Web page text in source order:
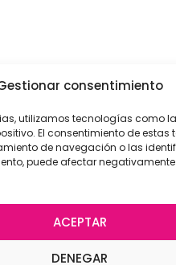
consentimiento
utilizamos tecnologías como
El consentimiento de
de navegación o las
puede afectar
ACEPTAR
DENEGAR